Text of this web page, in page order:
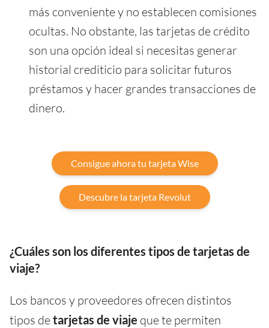
más conveniente y no establecen comisiones
ocultas. No obstante, las tarjetas de crédito
son una opción ideal si necesitas generar
historial crediticio para solicitar futuros
préstamos y hacer grandes transacciones de
dinero.
Consigue ahora tu tarjeta Wise
Descubre la tarjeta Revolut
¿Cuáles son los diferentes tipos de tarjetas de
viaje?
Los bancos y proveedores ofrecen distintos
tipos detarjetas de viaje que te permiten